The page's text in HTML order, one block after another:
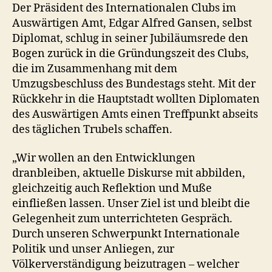
Der Präsident des Internationalen Clubs im
Auswärtigen Amt, Edgar Alfred Gansen, selbst
Diplomat, schlug in seiner Jubiläumsrede den
Bogen zurück in die Gründungszeit des Clubs,
die im Zusammenhang mit dem
Umzugsbeschluss des Bundestags steht. Mit der
Rückkehr in die Hauptstadt wollten Diplomaten
des Auswärtigen Amts einen Treffpunkt abseits
des täglichen Trubels schaffen.
„Wir wollen an den Entwicklungen
dranbleiben, aktuelle Diskurse mit abbilden,
gleichzeitig auch Reflektion und Muße
einfließen lassen. Unser Ziel ist und bleibt die
Gelegenheit zum unterrichteten Gespräch.
Durch unseren Schwerpunkt Internationale
Politik und unser Anliegen, zur
Völkerverständigung beizutragen – welcher